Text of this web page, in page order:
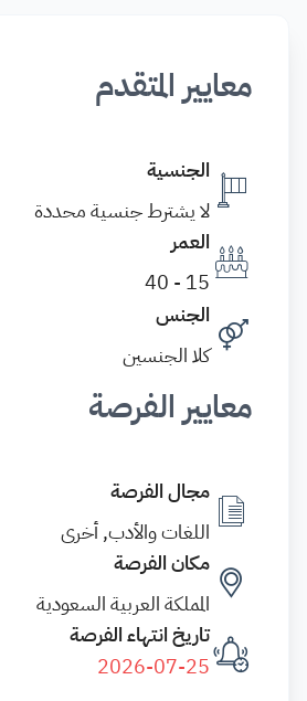
معايير المتقدم
الجنسية
لا يشترط جنسية محددة
العمر
15 - 40
الجنس
كلا الجنسين
معايير الفرصة
مجال الفرصة
اللغات والأدب, أخرى
مكان الفرصة
المملكة العربية السعودية
تاريخ انتهاء الفرصة
2026-07-25